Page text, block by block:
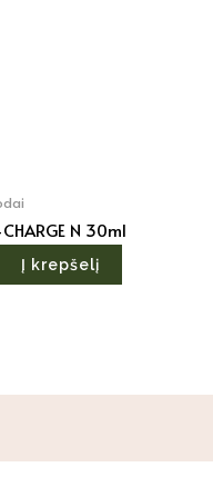
CHARGE N 30ml
Į krepšelį